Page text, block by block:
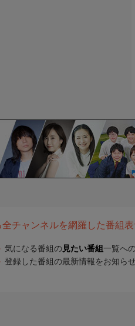
チャンネルを網羅した番組表
気になる番組の 見たい番組 一覧へ
登録した番組の最新情報をお知ら